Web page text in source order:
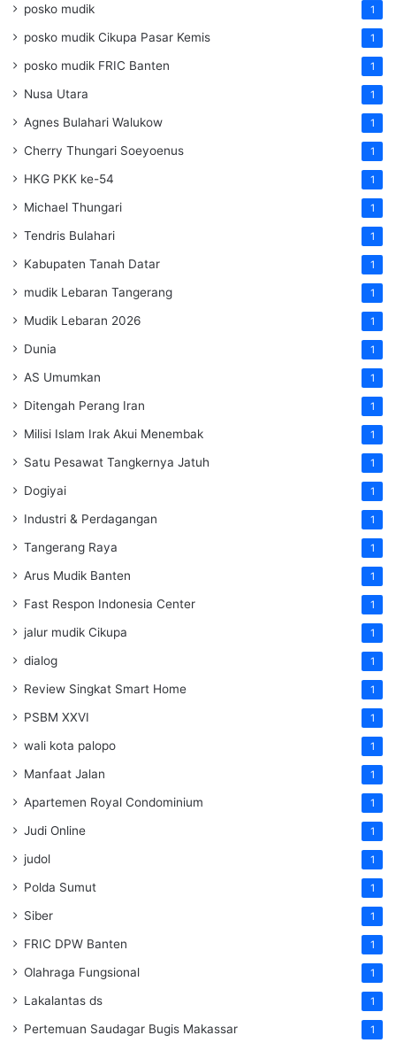
posko mudik 1
posko mudik Cikupa Pasar Kemis 1
posko mudik FRIC Banten 1
Nusa Utara 1
Agnes Bulahari Walukow 1
Cherry Thungari Soeyoenus 1
HKG PKK ke-54 1
Michael Thungari 1
Tendris Bulahari 1
Kabupaten Tanah Datar 1
mudik Lebaran Tangerang 1
Mudik Lebaran 2026 1
Dunia 1
AS Umumkan 1
Ditengah Perang Iran 1
Milisi Islam Irak Akui Menembak 1
Satu Pesawat Tangkernya Jatuh 1
Dogiyai 1
Industri & Perdagangan 1
Tangerang Raya 1
Arus Mudik Banten 1
Fast Respon Indonesia Center 1
jalur mudik Cikupa 1
dialog 1
Review Singkat Smart Home 1
PSBM XXVI 1
wali kota palopo 1
Manfaat Jalan 1
Apartemen Royal Condominium 1
Judi Online 1
judol 1
Polda Sumut 1
Siber 1
FRIC DPW Banten 1
Olahraga Fungsional 1
Lakalantas ds 1
Pertemuan Saudagar Bugis Makassar 1